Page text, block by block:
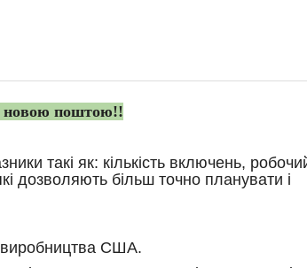
новою поштою!!
такі як: кількість включень,
дозволяють більш точно планувати і
виробництва США.